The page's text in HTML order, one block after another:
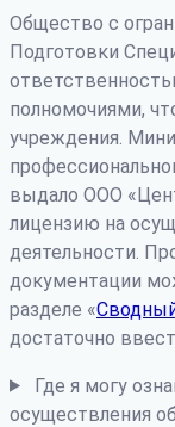
Общество с
Подготовки
полномочиями,
учреждения.
выдало ООО
лицензию на
деятельности.
документации
разделе «
достаточно
Где я могу
осуществления